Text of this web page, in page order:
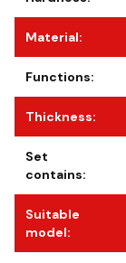
Material:
Functions:
Thickness:
Set
contains:
Suitable
model: